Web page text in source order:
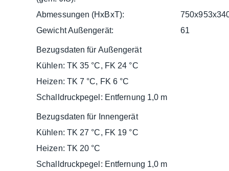
Abmessungen (HxBxT):
Gewicht Außengerät:
61
Bezugsdaten für Außengerät
Kühlen: TK 35 °C, FK 24 °C
Heizen: TK 7 °C, FK 6 °C
Schalldruckpegel: Entfernung 1,0 m
Bezugsdaten für Innengerät
Kühlen: TK 27 °C, FK 19 °C
Heizen: TK 20 °C
Schalldruckpegel: Entfernung 1,0 m